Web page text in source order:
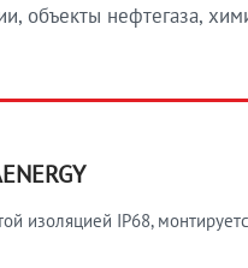
объекты нефтегаза,
изоляцией IP68,